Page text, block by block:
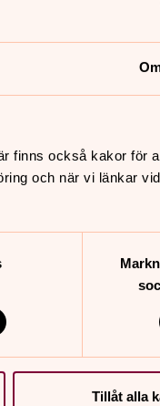
finns också kakor för
och när vi länkar
Tillåt alla